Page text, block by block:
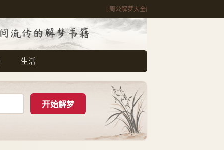
[ 周公解梦大全]
生活